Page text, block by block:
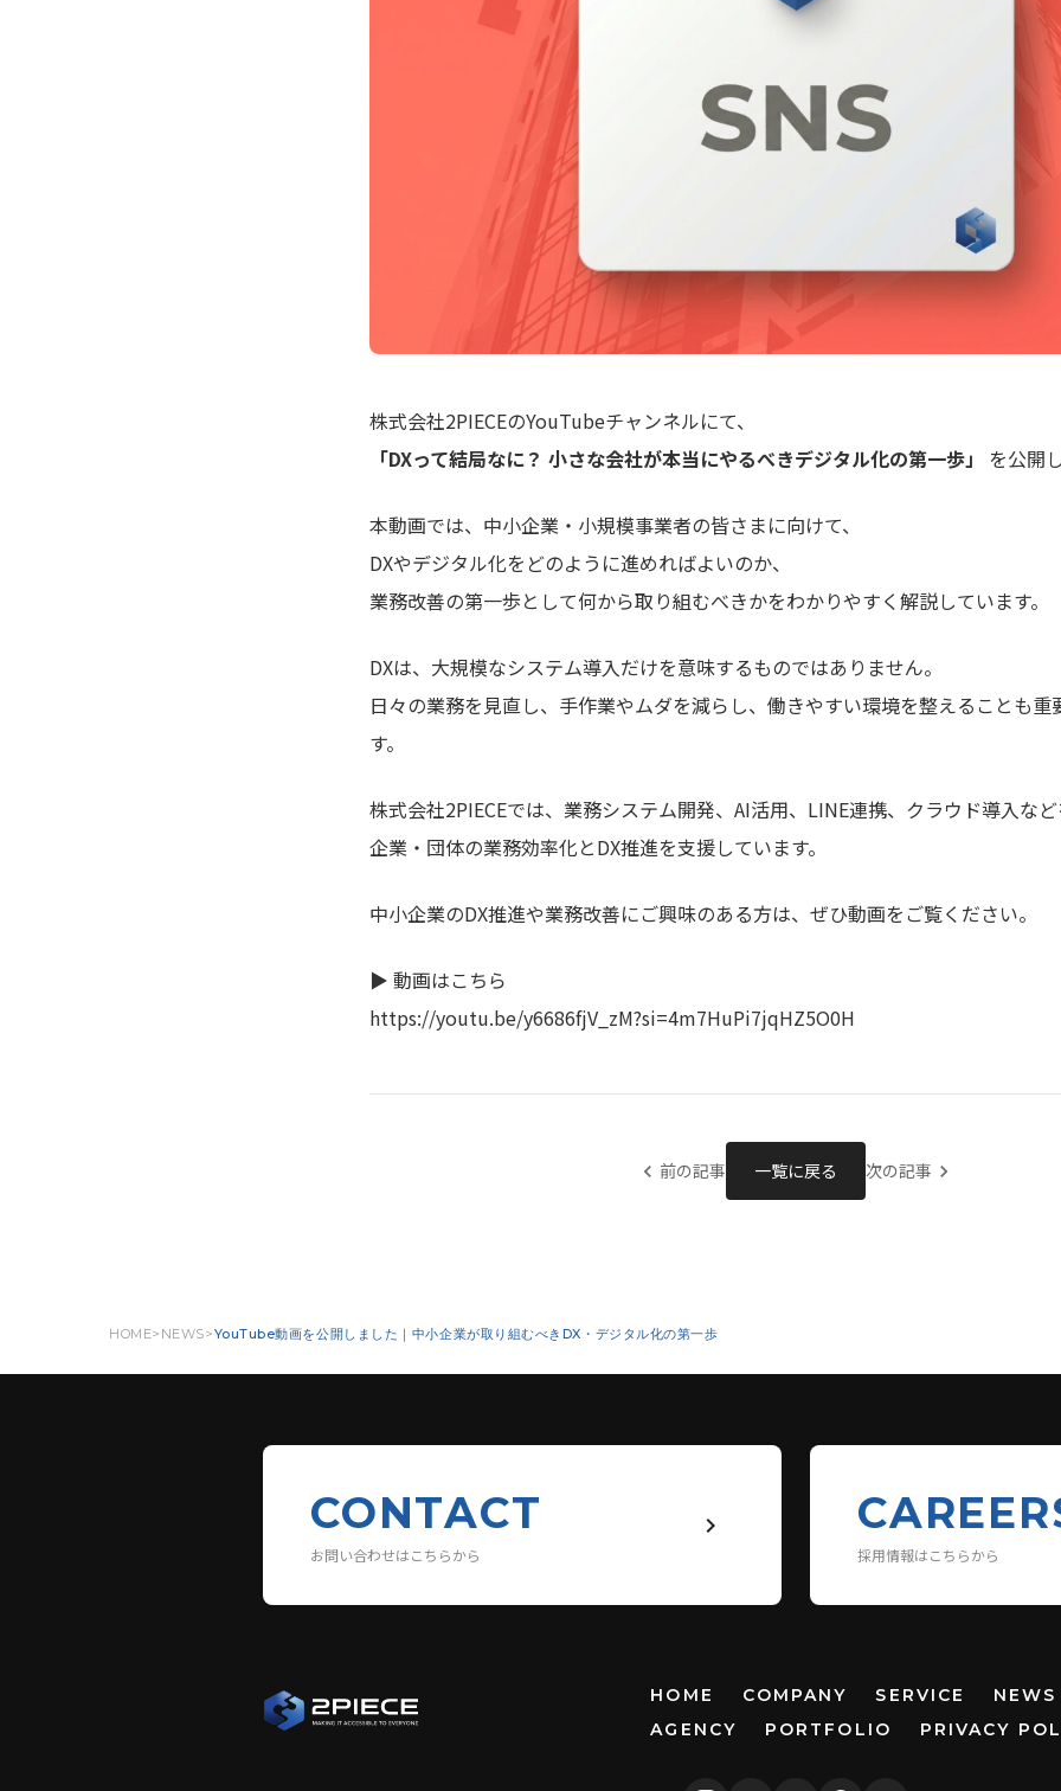
株式会社2PIECEのYouTubeチャンネルにて、
「DXって結局なに？ 小さな会社が本当にやるべきデジタル化の第一歩」
を公開
本動画では、中小企業・小規模事業者の皆さまに向けて、
DXやデジタル化をどのように進めればよいのか、
業務改善の第一歩として何から取り組むべきかをわかりやすく解説しています。
DXは、大規模なシステム導入だけを意味するものではありません。
日々の業務を見直し、手作業やムダを減らし、働きやすい環境を整えることも重
す。
株式会社2PIECEでは、業務システム開発、AI活用、LINE連携、クラウド導入など
企業・団体の業務効率化とDX推進を支援しています。
中小企業のDX推進や業務改善にご興味のある方は、ぜひ動画をご覧ください。
▶ 動画はこちら
https://youtu.be/y6686fjV_zM?si=4m7HuPi7jqHZ5O0H
chevron_left 前の記事 一覧に戻る 次の記事 chevron_right
HOME NEWS YouTube動画を公開しました｜中小企業が取り組むべきDX・デジタル化の第一歩
CONTACT
お問い合わせはこちらから
keyboard_arrow_right
採用情報はこちらから
HOME COMPANY SERVICE NEWS
AGENCY
PORTFOLIO PRIVACY